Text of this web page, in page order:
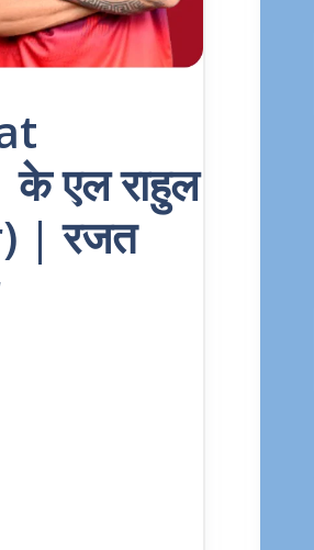
एल राहुल
| रजत